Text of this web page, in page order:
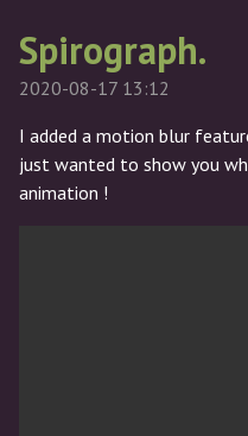
Spirograph.
2020-08-17 13:12
I added a motion blur
just wanted to show you
animation !